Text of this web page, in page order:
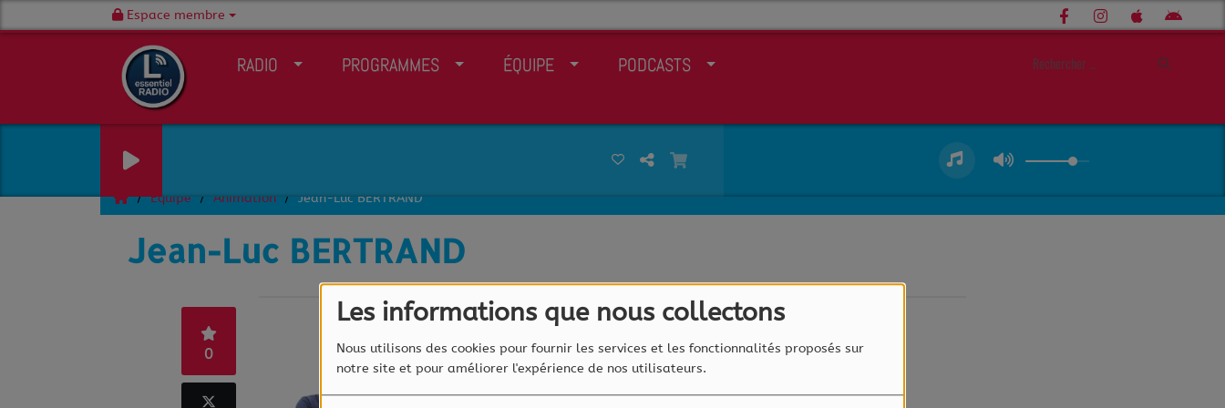
Les informations que nous collectons
Nous utilisons des cookies pour fournir les services et les fonctionnalités proposés sur
notre site et pour améliorer l'expérience de nos utilisateurs.
Espace membre
RADIO PROGRAMMES ÉQUIPE PODCASTS
Équipe Animation Jean-Luc BERTRAND
Jean-Luc BERTRAND
0
JEAN-LUC BERTRAND